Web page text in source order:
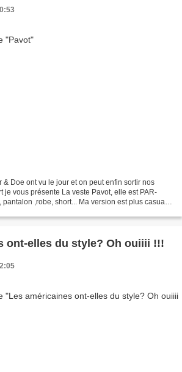
& Doe ont vu le jour et on peut enfin sortir nos
je vous présente La veste Pavot, elle est PAR-
pantalon ,robe, short... Ma version est plus casual,
ont-elles du style? Oh ouiiii !!!